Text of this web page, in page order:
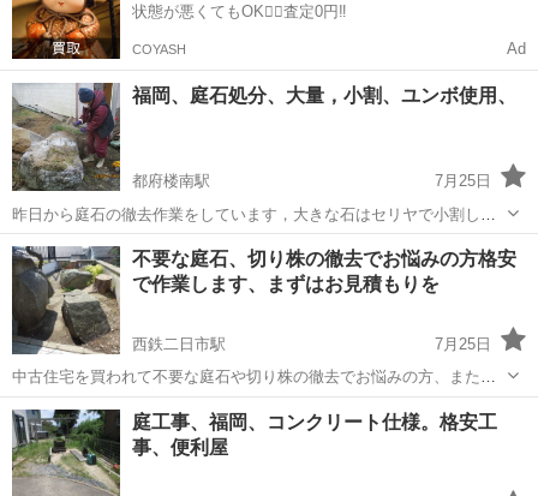
状態が悪くてもOK🙆‍♀️査定0円‼️
COYASH Ad
福岡、庭石処分、大量，小割、ユンボ使用、
都府楼南駅
7月25日
昨日から庭石の徹去作業をしています，大きな石はセリヤで小割し
て、車載の2tクレーンで荷台に吊りこんでいます、(有)コウチャンサー
ビスの萩尾と言います、不要な庭石の処分で御困りの方はご相談くだ
さい、
福岡 筑紫野市 都府楼南駅 その他 庭石
不要な庭石、切り株の徹去でお悩みの方格安
で作業します、まずはお見積もりを
西鉄二日市駅
7月25日
中古住宅を買われて不要な庭石や切り株の徹去でお悩みの方、また格
安の駐車場工事をしたい方はコウチャンにご相談くださいね、あなた
のお悩みお受けします
福岡 筑紫野市 西鉄二日市駅 その他 庭石
庭工事、福岡、コンクリート仕様。格安工
事、便利屋